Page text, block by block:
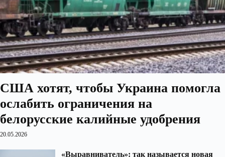
США хотят, чтобы Украина помогла
ослабить ограничения на
белорусские калийные удобрения
20.05.2026
«Выравниватель»: так называется новая